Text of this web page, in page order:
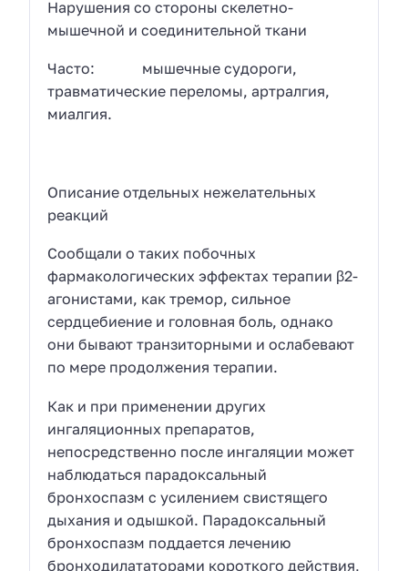
Нарушения со стороны скелетно-
мышечной и соединительной ткани
Часто: мышечные судороги,
травматические переломы, артралгия,
миалгия.
Описание отдельных нежелательных
реакций
Сообщали о таких побочных
фармакологических эффектах терапии β2-
агонистами, как тремор, сильное
сердцебиение и головная боль, однако
они бывают транзиторными и ослабевают
по мере продолжения терапии.
Как и при применении других
ингаляционных препаратов,
непосредственно после ингаляции может
наблюдаться парадоксальный
бронхоспазм с усилением свистящего
дыхания и одышкой. Парадоксальный
бронхоспазм поддается лечению
бронходилататорами короткого действия,